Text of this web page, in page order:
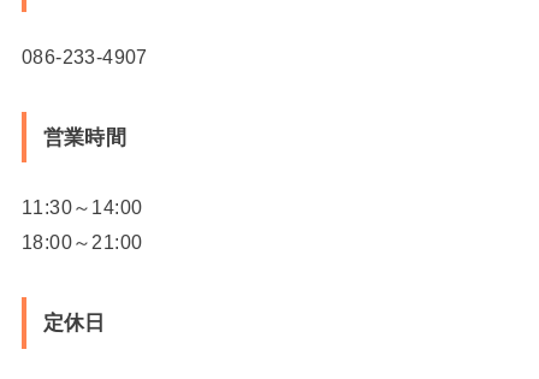
086-233-4907
営業時間
11:30～14:00
18:00～21:00
定休日